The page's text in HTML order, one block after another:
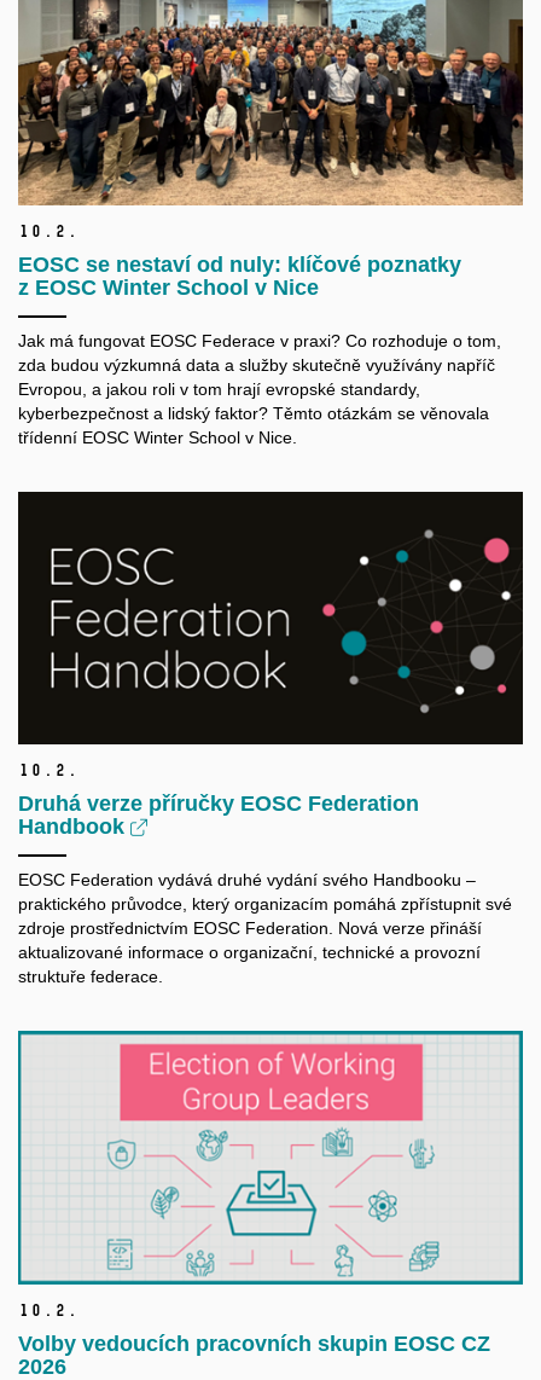
10. 2.
EOSC se nestaví od nuly: klíčové poznatky
z EOSC Winter School v Nice
Jak má fungovat EOSC Federace v praxi? Co rozhoduje o tom,
zda budou výzkumná data a služby skutečně využívány napříč
Evropou, a jakou roli v tom hrají evropské standardy,
kyberbezpečnost a lidský faktor? Těmto otázkám se věnovala
třídenní EOSC Winter School v Nice.
10. 2.
Druhá verze příručky EOSC Federation
Handbook
EOSC Federation vydává druhé vydání svého Handbooku –
praktického průvodce, který organizacím pomáhá zpřístupnit své
zdroje prostřednictvím EOSC Federation. Nová verze přináší
aktualizované informace o organizační, technické a provozní
struktuře federace.
10. 2.
Volby vedoucích pracovních skupin EOSC CZ
2026